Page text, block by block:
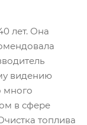
лет. Она
видению
много
в сфере
топлива